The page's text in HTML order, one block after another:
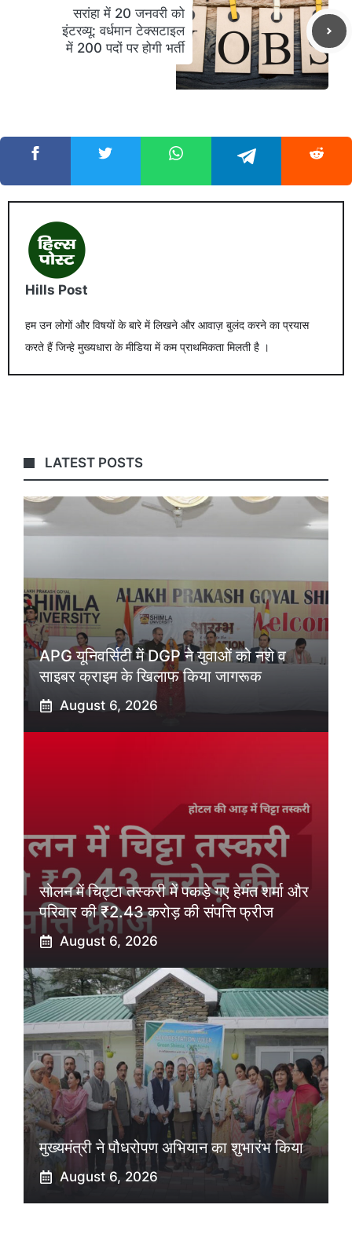
सरांहा में 20 जनवरी को
इंटरव्यू: वर्धमान टेक्सटाइल
में 200 पदों पर होगी भर्ती
Hills Post
हम उन लोगों और विषयों के बारे में लिखने और आवाज़ बुलंद करने का प्रयास
करते हैं जिन्हे मुख्यधारा के मीडिया में कम प्राथमिकता मिलती है ।
LATEST POSTS
APG यूनिवर्सिटी में DGP ने युवाओं को नशे व
साइबर क्राइम के खिलाफ किया जागरूक
August 6, 2026
सोलन में चिट्टा तस्करी में पकड़े गए हेमंत शर्मा और
परिवार की ₹2.43 करोड़ की संपत्ति फ्रीज
August 6, 2026
मुख्यमंत्री ने पौधरोपण अभियान का शुभारंभ किया
August 6, 2026